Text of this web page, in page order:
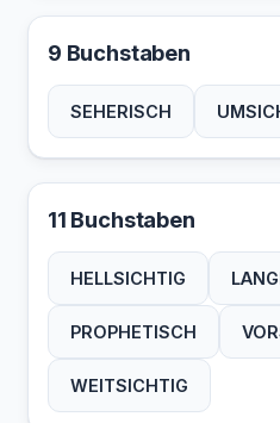
9 Buchstaben
SEHERISCH
11 Buchstaben
HELLSICHTIG
PROPHETISCH
WEITSICHTIG